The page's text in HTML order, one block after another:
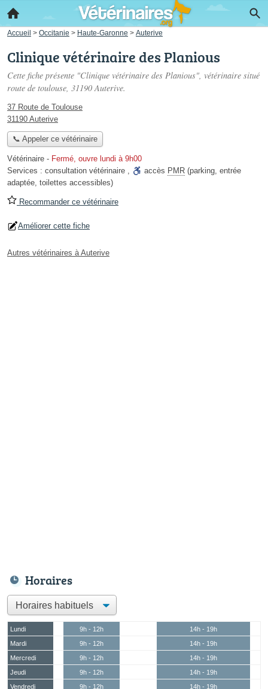
Accueil > Occitanie > Haute-Garonne > Auterive
Clinique vétérinaire des Planious
Cette fiche présente "Clinique vétérinaire des Planious", vétérinaire situé
route de toulouse, 31190 Auterive.
37 Route de Toulouse
31190 Auterive
📞 Appeler ce vétérinaire
Vétérinaire - Fermé, ouvre lundi à 9h00
Services : consultation vétérinaire , accès PMR (parking, entrée
adaptée, toilettes accessibles)
Recommander ce vétérinaire
Améliorer cette fiche
Autres vétérinaires à Auterive
Horaires
Lundi 9h - 12h
14h - 19h
Mardi
9h - 12h
14h - 19h
Mercredi
9h - 12h
14h - 19h
Jeudi
9h - 12h
14h - 19h
Vendredi
9h - 12h
14h - 19h